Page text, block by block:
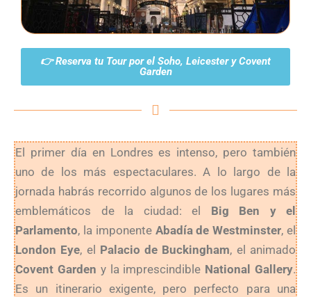
👉 Reserva tu Tour por el Soho, Leicester y Covent
Garden
El primer día en Londres es intenso, pero también
uno de los más espectaculares. A lo largo de la
jornada habrás recorrido algunos de los lugares más
emblemáticos de la ciudad: el Big Ben y el
Parlamento, la imponente Abadía de Westminster, el
London Eye, el Palacio de Buckingham, el animado
Covent Garden y la imprescindible National Gallery.
Es un itinerario exigente, pero perfecto para una